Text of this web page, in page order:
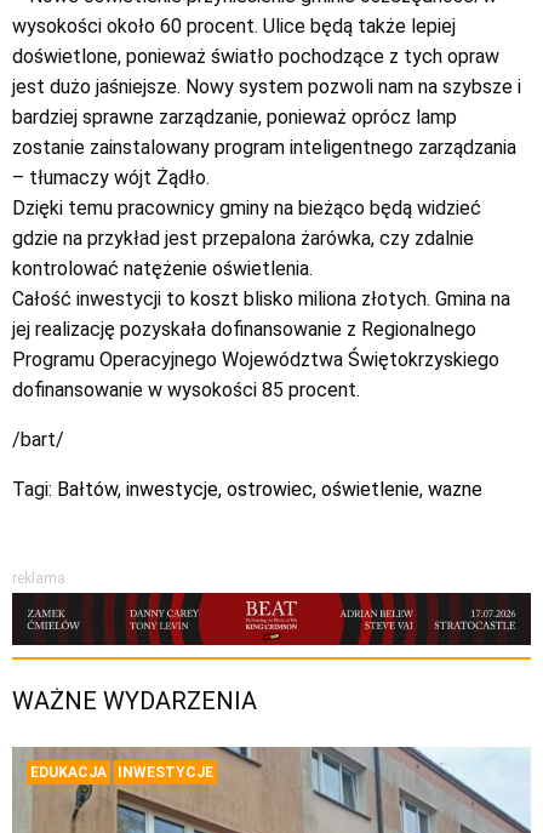
wysokości około 60 procent. Ulice będą także lepiej
doświetlone, ponieważ światło pochodzące z tych opraw
jest dużo jaśniejsze. Nowy system pozwoli nam na szybsze i
bardziej sprawne zarządzanie, ponieważ oprócz lamp
zostanie zainstalowany program inteligentnego zarządzania
– tłumaczy wójt Żądło.
Dzięki temu pracownicy gminy na bieżąco będą widzieć
gdzie na przykład jest przepalona żarówka, czy zdalnie
kontrolować natężenie oświetlenia.
Całość inwestycji to koszt blisko miliona złotych. Gmina na
jej realizację pozyskała dofinansowanie z Regionalnego
Programu Operacyjnego Województwa Świętokrzyskiego
dofinansowanie w wysokości 85 procent.
/bart/
Tagi: Bałtów, inwestycje, ostrowiec, oświetlenie, wazne
reklama
WAŻNE WYDARZENIA
EDUKACJA INWESTYCJE